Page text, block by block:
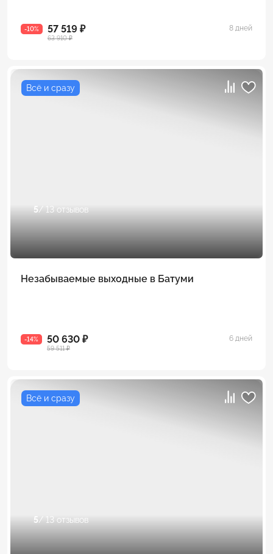
-10% 57 519 ₽
63 910 ₽
8 дней
Всё и сразу
5/ 13 отзывов
Незабываемые выходные в Батуми
-14% 50 630 ₽
59 511 ₽
6 дней
Всё и сразу
5/ 13 отзывов